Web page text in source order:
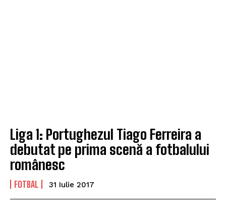
Liga 1: Portughezul Tiago Ferreira a
debutat pe prima scenă a fotbalului
românesc
FOTBAL 31 Iulie 2017